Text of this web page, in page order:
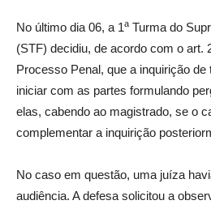
No último dia 06, a 1a Turma do
(STF) decidiu, de acordo com o art.
Processo Penal, que a inquirição
iniciar com as partes formulando
elas, cabendo ao magistrado, se o
complementar a inquirição
No caso em questão, uma juíza
audiência. A defesa solicitou a